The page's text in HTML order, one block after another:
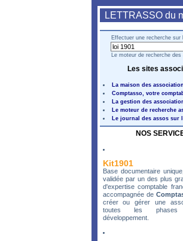
LETTRASSO du
Effectuer une recherche sur
Le moteur de recherche des
Les sites
La maison des
Comptasso, votre
La gestion des
Le moteur de recherche
Le journal des assos sur
NOS
Kit1901
Base documentaire
validée par un des plus
d'expertise comptable
accompagnée de
créer ou gérer une
toutes les
développement.